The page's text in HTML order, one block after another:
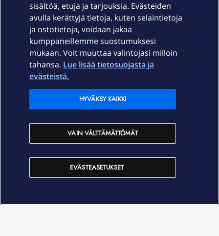
Palvelut
Ajankohtaista
Elisa Oyj
In English
sisältöä, etuja ja tarjouksia. Evästeiden
avulla kerättyjä tietoja, kuten selaintietoja
ja ostotietoja, voidaan jakaa
kumppaneillemme suostumuksesi
mukaan. Voit muuttaa valintojasi milloin
tahansa. Lue lisää tietosuojasta ja
evästeistä.
EVÄSTEASETUKSET
VAIN VÄLTTÄMÄTTÖMÄT
HYVÄKSY KAIKKI